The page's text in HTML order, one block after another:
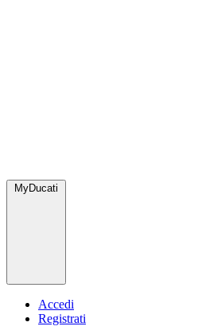
MyDucati
Accedi
Registrati